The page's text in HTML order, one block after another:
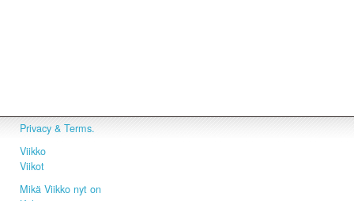
Privacy & Terms.
Viikko
Viikot
Mikä Viikko nyt on